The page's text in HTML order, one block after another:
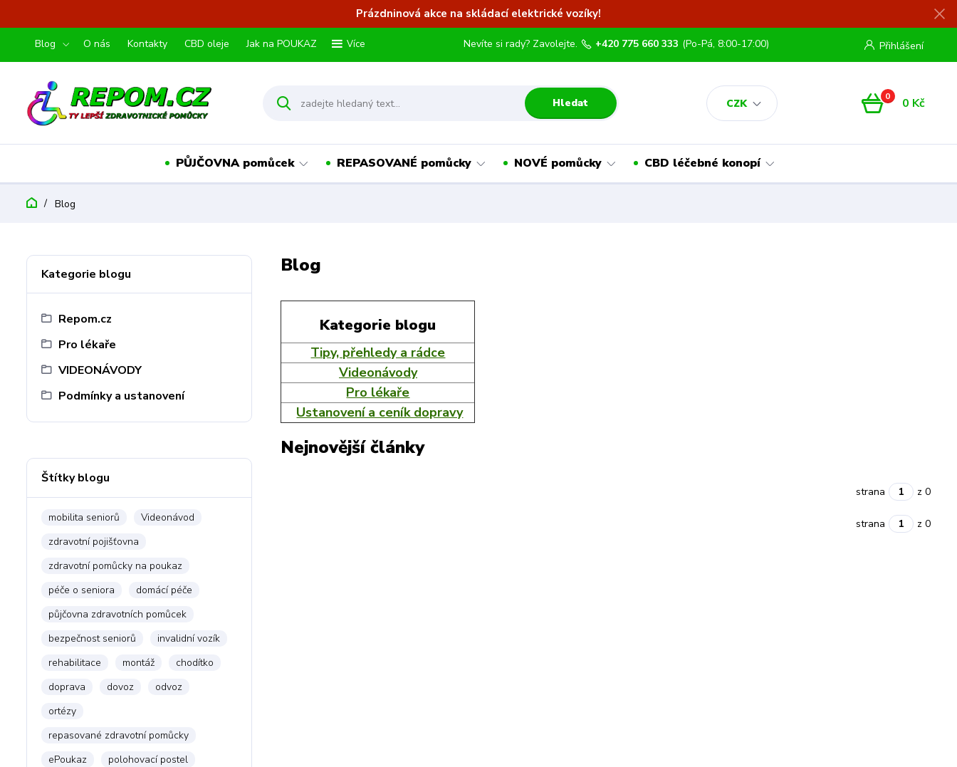
Prázdninová akce na skládací elektrické vozíky!
Blog O nás Kontakty CBD oleje Jak na POUKAZ Více
CZK
Přihlášení
Hledat
Nevíte si rady? Zavolejte. +420 775 660 333 (Po-Pá, 8:00-17:00)
0 0 Kč
PŮJČOVNA pomůcek REPASOVANÉ pomůcky NOVÉ pomůcky CBD léčebné konopí
Blog
Kategorie blogu
Repom.cz
Pro lékaře
VIDEONÁVODY
Podmínky a ustanovení
Štítky blogu
mobilita seniorů
Videonávod
zdravotní pojišťovna
zdravotní pomůcky na poukaz
péče o seniora
domácí péče
půjčovna zdravotních pomůcek
bezpečnost seniorů
invalidní vozík
rehabilitace
montáž
chodítko
doprava
dovoz
odvoz
ortézy
repasované zdravotní pomůcky
ePoukaz
polohovací postel
Blog
Kategorie blogu
Tipy, přehledy a rádce
Videonávody
Pro lékaře
Ustanovení a ceník dopravy
Nejnovější články
strana z 0
strana z 0